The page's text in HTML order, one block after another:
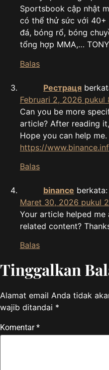
Sportsbook cập nhật
có thể thử sức với 40+
đá, bóng rổ, bóng
tổng hợp MMA,…
Balas
Рестраця
Februari 2, 2026 pukul
Can you be more
article? After reading
Hope you can help me.
https://
Balas
binance berkata:
Maret 30, 2026 pukul
Your article helped
related content?
Balas
Tinggalkan
Alamat email Anda tidak
wajib ditandai *
Komentar*